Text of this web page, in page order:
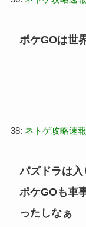
ポケGOは世
38: ネトゲ攻略速報
パズドラは入
ポケGOも車
ったしなぁ